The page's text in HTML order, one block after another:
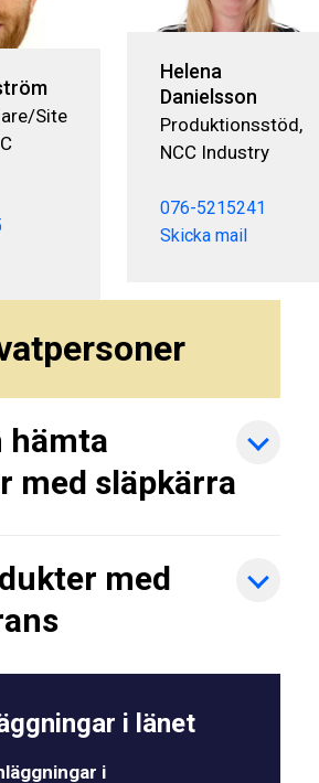
Site
Helena
Danielsson
Produktionsstöd,
NCC Industry
076-5215241
Skicka mail
hämta
med släpkärra
med
i länet
i